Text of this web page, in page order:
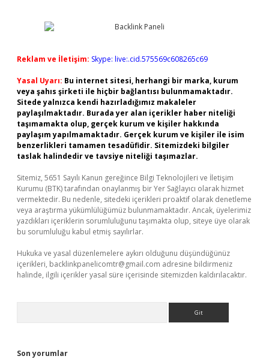
Reklam ve İletişim: Skype: live:.cid.575569c608265c69
Yasal Uyarı: Bu internet sitesi, herhangi bir marka, kurum
veya şahıs şirketi ile hiçbir bağlantısı bulunmamaktadır.
Sitede yalnızca kendi hazırladığımız makaleler
paylaşılmaktadır. Burada yer alan içerikler haber niteliği
taşımamakta olup, gerçek kurum ve kişiler hakkında
paylaşım yapılmamaktadır. Gerçek kurum ve kişiler ile isim
benzerlikleri tamamen tesadüfidir. Sitemizdeki bilgiler
taslak halindedir ve tavsiye niteliği taşımazlar.
Sitemiz, 5651 Sayılı Kanun gereğince Bilgi Teknolojileri ve İletişim
Kurumu (BTK) tarafından onaylanmış bir Yer Sağlayıcı olarak hizmet
vermektedir. Bu nedenle, sitedeki içerikleri proaktif olarak denetleme
veya araştırma yükümlülüğümüz bulunmamaktadır. Ancak, üyelerimiz
yazdıkları içeriklerin sorumluluğunu taşımakta olup, siteye üye olarak
bu sorumluluğu kabul etmiş sayılırlar.
Hukuka ve yasal düzenlemelere aykırı olduğunu düşündüğünüz
içerikleri, backlinkpanelicomtr@gmail.com adresine bildirmeniz
halinde, ilgili içerikler yasal süre içerisinde sitemizden kaldırılacaktır.
Son yorumlar